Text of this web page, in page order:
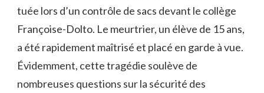
tuée lors d’un contrôle de sacs devant le collège
Françoise-Dolto. Le meurtrier, un élève de 15 ans,
a été rapidement maîtrisé et placé en garde à vue.
Évidemment, cette tragédie soulève de
nombreuses questions sur la sécurité des